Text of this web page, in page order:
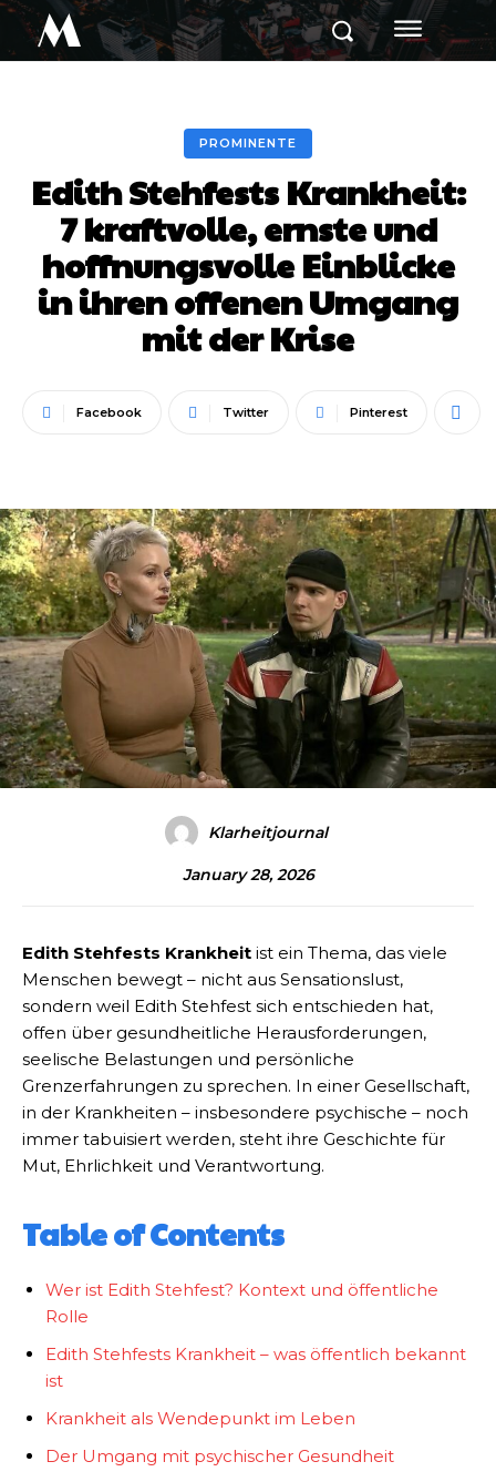
M
PROMINENTE
Edith Stehfests Krankheit:
7 kraftvolle, ernste und
hoffnungsvolle Einblicke
in ihren offenen Umgang
mit der Krise
Facebook Twitter Pinterest
Klarheitjournal
January 28, 2026
Edith Stehfests Krankheit ist ein Thema, das viele
Menschen bewegt – nicht aus Sensationslust,
sondern weil Edith Stehfest sich entschieden hat,
offen über gesundheitliche Herausforderungen,
seelische Belastungen und persönliche
Grenzerfahrungen zu sprechen. In einer Gesellschaft,
in der Krankheiten – insbesondere psychische – noch
immer tabuisiert werden, steht ihre Geschichte für
Mut, Ehrlichkeit und Verantwortung.
Table of Contents
Wer ist Edith Stehfest? Kontext und öffentliche
Rolle
Edith Stehfests Krankheit – was öffentlich bekannt
ist
Krankheit als Wendepunkt im Leben
Der Umgang mit psychischer Gesundheit